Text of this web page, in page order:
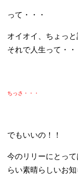
って・・・
オイオイ、ちょっ
それで人生って・・
ちっさ・・・
でもいいの！！
今のリリーにとっ
らい素晴らしいお知